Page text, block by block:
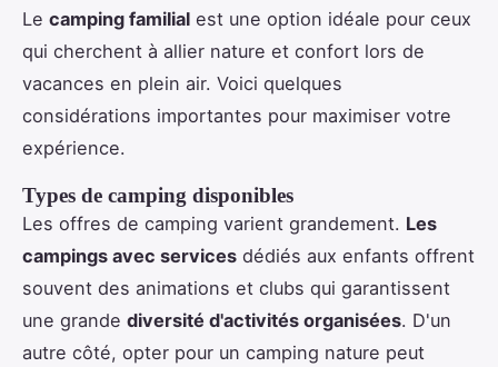
Le camping familial est une option idéale pour ceux
qui cherchent à allier nature et confort lors de
vacances en plein air. Voici quelques
considérations importantes pour maximiser votre
expérience.
Types de camping disponibles
Les offres de camping varient grandement. Les
campings avec services dédiés aux enfants offrent
souvent des animations et clubs qui garantissent
une grande diversité d'activités organisées. D'un
autre côté, opter pour un camping nature peut